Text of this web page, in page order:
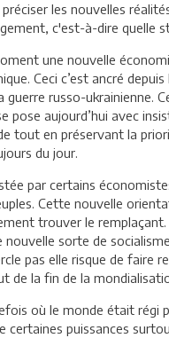
les nouvelles
c'est-à-dire quelle
une nouvelle
Ceci c’est ancré
guerre russo-
pose aujourd’hui avec
tout en préservant la
du jour.
par certains
Cette nouvelle
trouver le
sorte de
pas elle risque de faire
la fin de la
où le monde était régi
certaines puissances